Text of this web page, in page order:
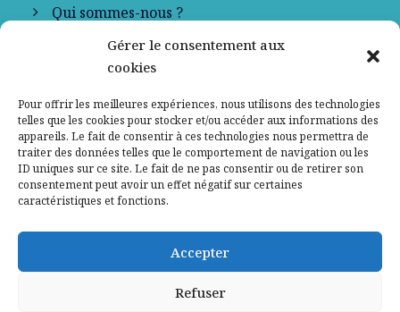
Gérer le consentement aux
cookies
Pour offrir les meilleures expériences, nous utilisons des technologies
telles que les cookies pour stocker et/ou accéder aux informations des
appareils. Le fait de consentir à ces technologies nous permettra de
traiter des données telles que le comportement de navigation ou les
ID uniques sur ce site. Le fait de ne pas consentir ou de retirer son
consentement peut avoir un effet négatif sur certaines
caractéristiques et fonctions.
Accepter
Refuser
Qui sommes-nous ?
Contactez-nous
Mentions légales
Politique de confidentialité